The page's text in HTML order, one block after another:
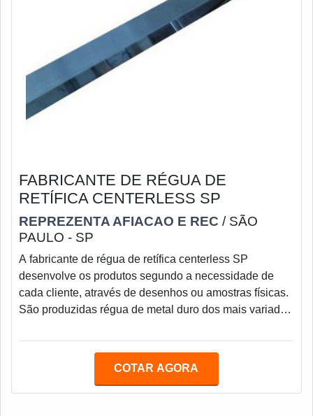
FABRICANTE DE RÉGUA DE
RETÍFICA CENTERLESS SP
REPREZENTA AFIACAO E REC / SÃO
PAULO - SP
A fabricante de régua de retífica centerless SP
desenvolve os produtos segundo a necessidade de
cada cliente, através de desenhos ou amostras físicas.
São produzidas régua de metal duro dos mais variados
qualidade.Para que não exista o comprometimento do
com o que se espera em questões de performance e
COTAR AGORA